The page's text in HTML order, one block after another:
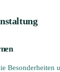
Besonderheiten